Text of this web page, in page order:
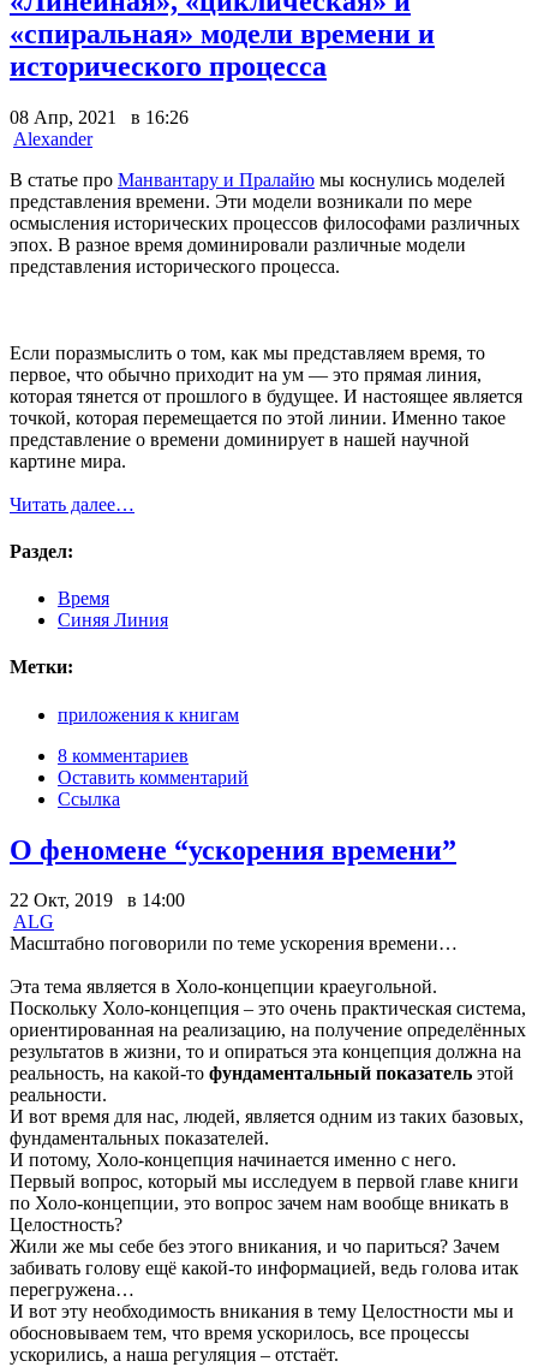
«спиральная» модели времени и
исторического процесса
08 Апр, 2021 в 16:26
Alexander
В статье про Манвантару и Пралайю мы коснулись моделей
представления времени. Эти модели возникали по мере
осмысления исторических процессов философами различных
эпох. В разное время доминировали различные модели
представления исторического процесса.
Если поразмыслить о том, как мы представляем время, то
первое, что обычно приходит на ум — это прямая линия,
которая тянется от прошлого в будущее. И настоящее является
точкой, которая перемещается по этой линии. Именно такое
представление о времени доминирует в нашей научной
картине мира.
Читать далее…
Раздел:
Время
Синяя Линия
Метки:
приложения к книгам
8 комментариев
Оставить комментарий
Ссылка
О феномене “ускорения времени”
22 Окт, 2019 в 14:00
ALG
Масштабно поговорили по теме ускорения времени…
Эта тема является в Холо-концепции краеугольной.
Поскольку Холо-концепция – это очень практическая система,
ориентированная на реализацию, на получение определённых
результатов в жизни, то и опираться эта концепция должна на
реальность, на какой-то фундаментальный показатель этой
реальности.
И вот время для нас, людей, является одним из таких базовых,
фундаментальных показателей.
И потому, Холо-концепция начинается именно с него.
Первый вопрос, который мы исследуем в первой главе книги
по Холо-концепции, это вопрос зачем нам вообще вникать в
Целостность?
Жили же мы себе без этого вникания, и чо париться? Зачем
забивать голову ещё какой-то информацией, ведь голова итак
перегружена…
И вот эту необходимость вникания в тему Целостности мы и
обосновываем тем, что время ускорилось, все процессы
ускорились, а наша регуляция – отстаёт.